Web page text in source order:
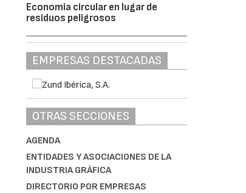
Economía circular en lugar de
residuos peligrosos
EMPRESAS DESTACADAS
OTRAS SECCIONES
AGENDA
ENTIDADES Y ASOCIACIONES DE LA
INDUSTRIA GRÁFICA
DIRECTORIO POR EMPRESAS